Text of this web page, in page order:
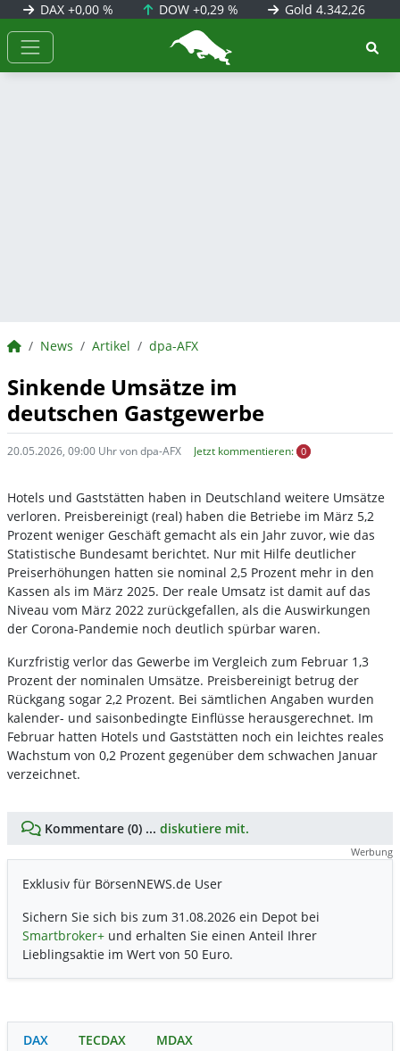
DAX +0,00 % DOW+0,29 % Gold 4.342,26
BörsenNEWS.de
BörsenNEWS.de
News Artikel dpa-AFX
Sinkende Umsätze im
deutschen Gastgewerbe
20.05.2026, 09:00 Uhr von dpa-AFX Jetzt kommentieren: 0
Hotels und Gaststätten haben in Deutschland weitere Umsätze
verloren. Preisbereinigt (real) haben die Betriebe im März 5,2
Prozent weniger Geschäft gemacht als ein Jahr zuvor, wie das
Statistische Bundesamt berichtet. Nur mit Hilfe deutlicher
Preiserhöhungen hatten sie nominal 2,5 Prozent mehr in den
Kassen als im März 2025. Der reale Umsatz ist damit auf das
Niveau vom März 2022 zurückgefallen, als die Auswirkungen
der Corona-Pandemie noch deutlich spürbar waren.
Kurzfristig verlor das Gewerbe im Vergleich zum Februar 1,3
Prozent der nominalen Umsätze. Preisbereinigt betrug der
Rückgang sogar 2,2 Prozent. Bei sämtlichen Angaben wurden
kalender- und saisonbedingte Einflüsse herausgerechnet. Im
Februar hatten Hotels und Gaststätten noch ein leichtes reales
Wachstum von 0,2 Prozent gegenüber dem schwachen Januar
verzeichnet.
Kommentare (0) ... diskutiere mit.
Werbung
Exklusiv für BörsenNEWS.de User
Sichern Sie sich bis zum 31.08.2026 ein Depot bei
Smartbroker+ und erhalten Sie einen Anteil Ihrer
Lieblingsaktie im Wert von 50 Euro.
DAX TECDAX MDAX